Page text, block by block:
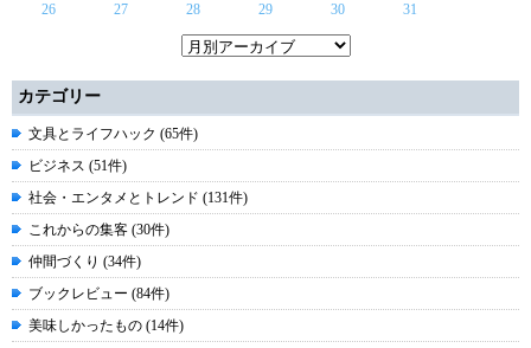
26
27 28 29 30 31
カテゴリー
文具とライフハック (65件)
ビジネス (51件)
社会・エンタメとトレンド (131件)
これからの集客 (30件)
仲間づくり (34件)
ブックレビュー (84件)
美味しかったもの (14件)